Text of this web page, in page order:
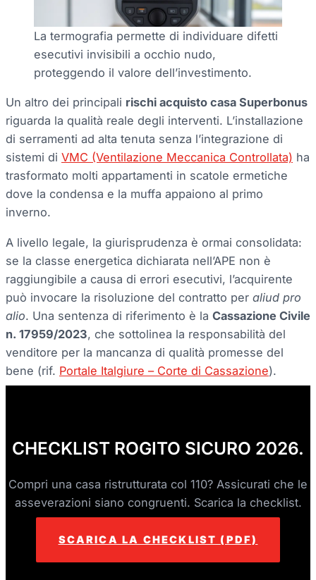
La termografia permette di individuare difetti
esecutivi invisibili a occhio nudo,
proteggendo il valore dell’investimento.
Un altro dei principali rischi acquisto casa Superbonus
riguarda la qualità reale degli interventi. L’installazione
di serramenti ad alta tenuta senza l’integrazione di
sistemi di VMC (Ventilazione Meccanica Controllata) ha
trasformato molti appartamenti in scatole ermetiche
dove la condensa e la muffa appaiono al primo
inverno.
A livello legale, la giurisprudenza è ormai consolidata:
se la classe energetica dichiarata nell’APE non è
raggiungibile a causa di errori esecutivi, l’acquirente
può invocare la risoluzione del contratto per aliud pro
alio. Una sentenza di riferimento è la Cassazione Civile
n. 17959/2023, che sottolinea la responsabilità del
venditore per la mancanza di qualità promesse del
bene (rif. Portale Italgiure – Corte di Cassazione).
CHECKLIST ROGITO SICURO 2026.
Compri una casa ristrutturata col 110? Assicurati che le
asseverazioni siano congruenti. Scarica la checklist.
SCARICA LA CHECKLIST (PDF)